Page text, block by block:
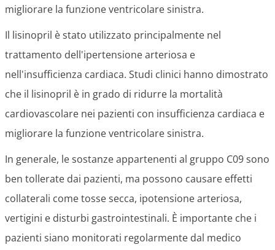
migliorare la funzione ventricolare sinistra.
Il lisinopril è stato utilizzato principalmente nel
trattamento dell'ipertensione arteriosa e
nell'insufficienza cardiaca. Studi clinici hanno dimostrato
che il lisinopril è in grado di ridurre la mortalità
cardiovascolare nei pazienti con insufficienza cardiaca e
migliorare la funzione ventricolare sinistra.
In generale, le sostanze appartenenti al gruppo C09 sono
ben tollerate dai pazienti, ma possono causare effetti
collaterali come tosse secca, ipotensione arteriosa,
vertigini e disturbi gastrointestinali. È importante che i
pazienti siano monitorati regolarmente dal medico